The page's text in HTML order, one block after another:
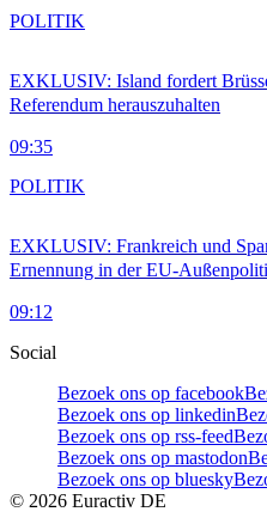
EXKLUSIV: Island fordert
Referendum herauszuhalten
09:35
POLITIK
EXKLUSIV: Frankreich und
Ernennung in der EU-
09:12
POLITIK
Social
Bezoek ons op facebook
Bezoek ons op linkedin
Bezoek ons op rss-feed
Bezoek ons op mastodon
Bezoek ons op bluesky
© 2026 Euractiv DE